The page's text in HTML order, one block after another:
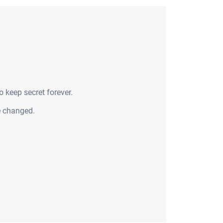
secret forever.